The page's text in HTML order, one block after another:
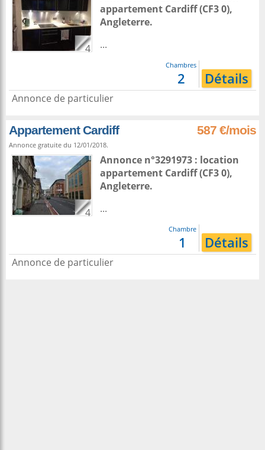
4
appartement Cardiff(CF3 0),
Angleterre.
...
Chambres
2 Détails
Annonce de particulier
Appartement Cardiff 587 €/mois
Annonce gratuite du 12/01/2018.
4
Annonce n°3291973 : location
appartement Cardiff(CF3 0),
Angleterre.
...
Chambre
1 Détails
Annonce de particulier